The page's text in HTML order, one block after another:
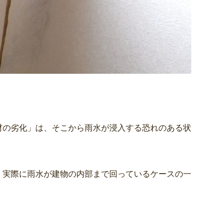
劣化」は、そこから雨水が浸入する恐れのある状
際に雨水が建物の内部まで回っているケースの一